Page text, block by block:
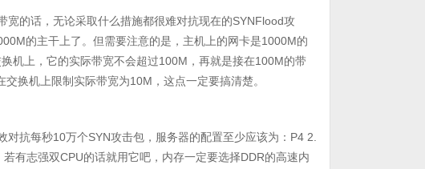
的话，无论采取什么措施都很难对抗现在的SYNFlood攻
的主干上了。但需要注意的是，主机上的网卡是1000M的
机上，它的实际带宽不会超过100M，再就是接在100M的带
换机上限制实际带宽为10M，这点一定要搞清楚。
抗每秒10万个SYN攻击包，服务器的配置至少应该为：P4 2.
有志强双CPU的话就用它吧，内存一定要选择DDR的高速内